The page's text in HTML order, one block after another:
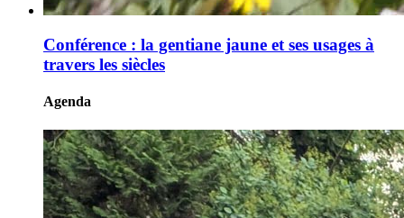
Conférence : la gentiane jaune et ses usages à
travers les siècles
Agenda